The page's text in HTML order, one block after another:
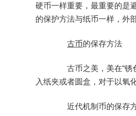
硬币一样重要，最重要的是
的保护方法与纸币一样，外
古币的保存方法
古币之美，美在“锈色
入纸夹或者圆盒，对于以氧
近代机制币的保存